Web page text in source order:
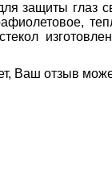
защиты глаз
Ваш отзыв